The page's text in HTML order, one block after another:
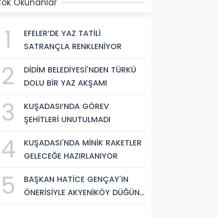
Okunanlar
1
EFELER’DE YAZ TATİLİ
SATRANÇLA RENKLENİYOR
2
DİDİM BELEDİYESİ'NDEN TÜRKÜ
DOLU BİR YAZ AKŞAMI
3
KUŞADASI’NDA GÖREV
ŞEHİTLERİ UNUTULMADI
4
KUŞADASI'NDA MİNİK RAKETLER
GELECEĞE HAZIRLANIYOR
5
BAŞKAN HATİCE GENÇAY'IN
ÖNERİSİYLE AKYENİKÖY DÜĞÜN